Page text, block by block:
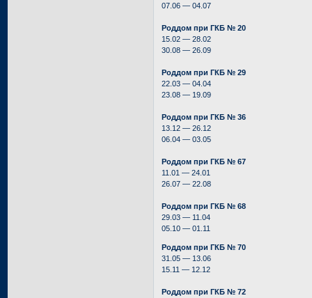
07.06 — 04.07
Роддом при ГКБ № 20
15.02 — 28.02
30.08 — 26.09
Роддом при ГКБ № 29
22.03 — 04.04
23.08 — 19.09
Роддом при ГКБ № 36
13.12 — 26.12
06.04 — 03.05
Роддом при ГКБ № 67
11.01 — 24.01
26.07 — 22.08
Роддом при ГКБ № 68
29.03 — 11.04
05.10 — 01.11
Роддом при ГКБ № 70
31.05 — 13.06
15.11 — 12.12
Роддом при ГКБ № 72